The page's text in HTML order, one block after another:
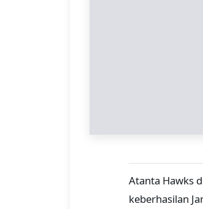
Atanta Hawks
keberhasilan